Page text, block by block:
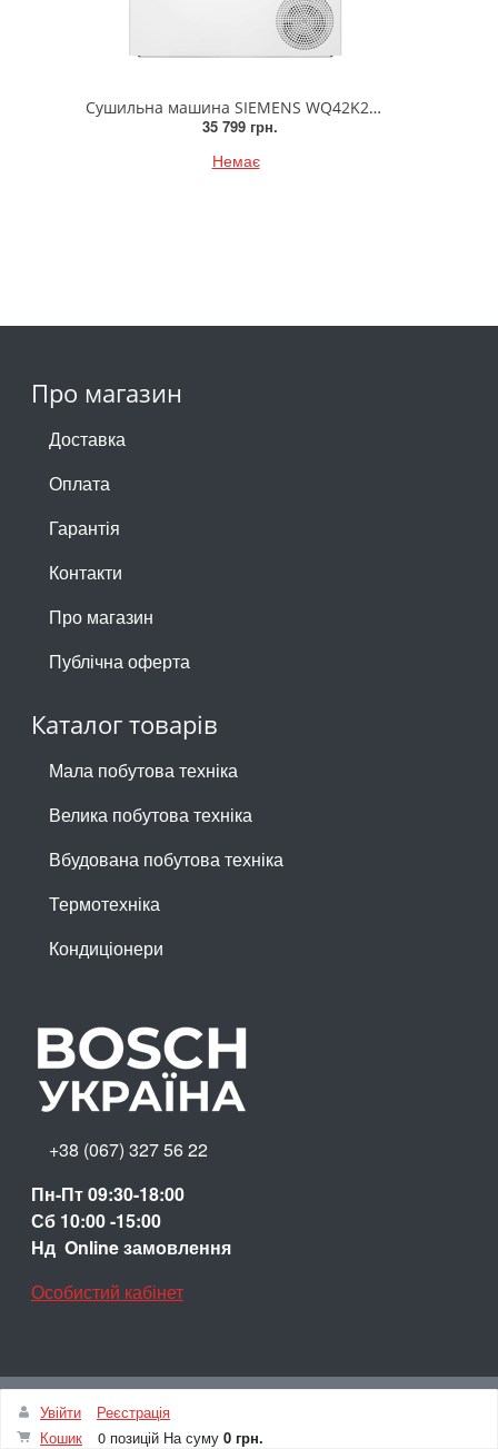
Сушильна машина SIEMENS WQ42K200UA
35 799 грн.
Немає
Про магазин
Доставка
Оплата
Гарантія
Контакти
Про магазин
Публічна оферта
Каталог товарів
Мала побутова техніка
Велика побутова техніка
Вбудована побутова техніка
Термотехніка
Кондиціонери
+38 (067) 327 56 22
Пн-Пт 09:30-18:00
Сб 10:00 -15:00
Нд Online замовлення
Особистий кабінет
Увійти
Реєстрація
Кошик
0 позицій На суму 0 грн.